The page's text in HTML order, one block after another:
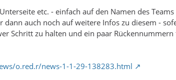
etc. - einfach auf den Namen des
dann auch noch auf weitere Infos zu diesem -
Schritt zu halten und ein paar
o.red.r/news-1-1-29-138283.html